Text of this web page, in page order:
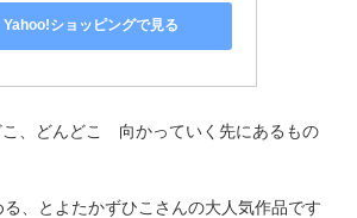
Yahoo!ショッピングで見る
こ、どんどこ 向かっていく先にあるもの
、とよたかずひこさんの大人気作品です